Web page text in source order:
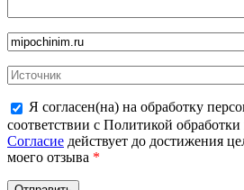
Я согласен(на) на обработку
соответствии с Политикой
Согласие действует до достижения
моего отзыва *